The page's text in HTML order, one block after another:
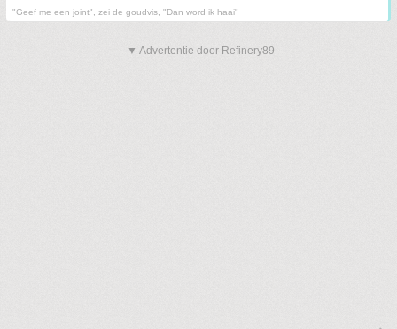
"Geef me een joint", zei de goudvis, "Dan word ik haai"
▼ Advertentie door Refinery89